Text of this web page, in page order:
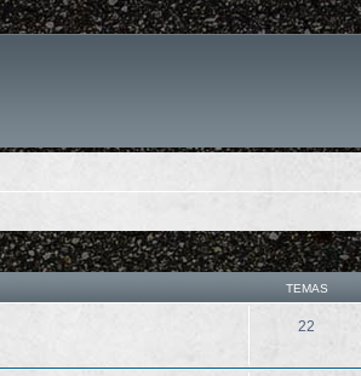
TEMAS
22